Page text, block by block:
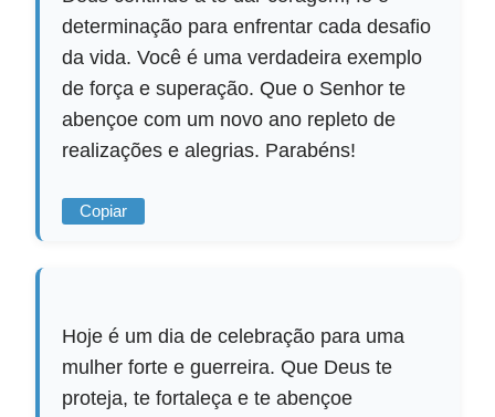
determinação para enfrentar cada desafio
da vida. Você é uma verdadeira exemplo
de força e superação. Que o Senhor te
abençoe com um novo ano repleto de
realizações e alegrias. Parabéns!
Copiar
Hoje é um dia de celebração para uma
mulher forte e guerreira. Que Deus te
proteja, te fortaleça e te abençoe